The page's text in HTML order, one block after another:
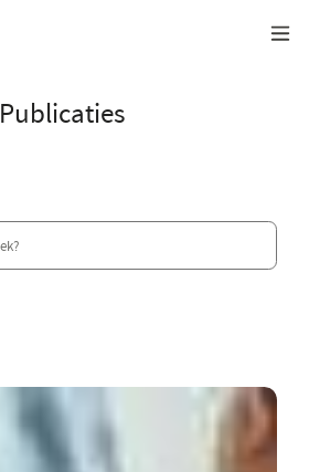
Publicaties